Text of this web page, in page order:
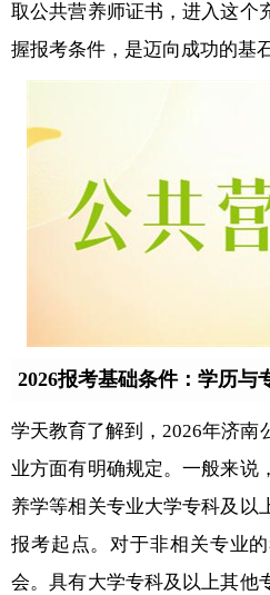
取公共营养师证书，进入这个
握报考条件，是迈向成功的基石
2026报考基础条件：学历与
学天教育了解到，2026年济南
业方面有明确规定。一般来说
养学等相关专业大学专科及以
报考起点。对于非相关专业
会。具有大学专科及以上其他